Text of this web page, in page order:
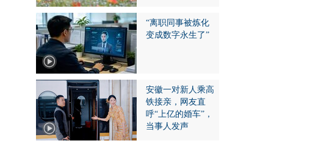
“离职同事被炼化
变成数字永生了”
安徽一对新人乘高
铁接亲，网友直
呼“上亿的婚车”，
当事人发声